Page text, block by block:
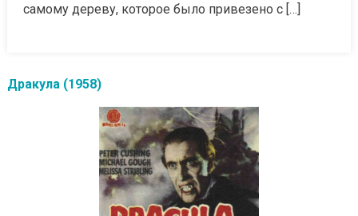
самому дереву, которое было привезено с […]
Дракула (1958)